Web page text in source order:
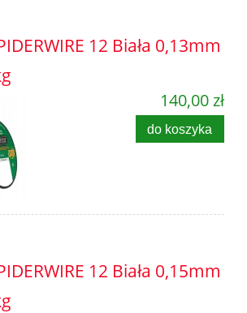
12 Biała 0,13mm
140,00 zł
do koszyka
12 Biała 0,15mm